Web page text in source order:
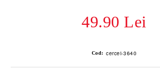
49.90 Lei
Cod: cercei-3640